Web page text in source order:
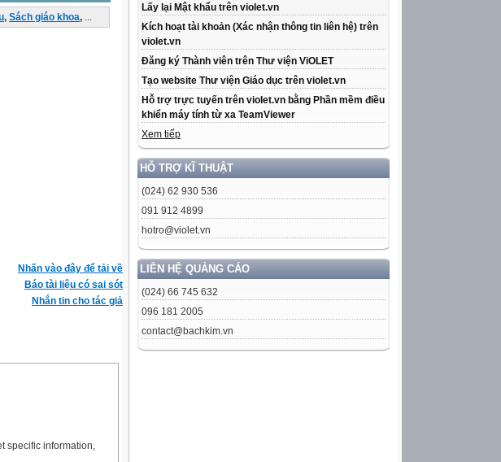
Lấy lại Mật khẩu trên violet.vn
Kích hoạt tài khoản (Xác nhận thông tin liên hệ) trên
violet.vn
Đăng ký Thành viên trên Thư viện ViOLET
Tạo website Thư viện Giáo dục trên violet.vn
Hỗ trợ trực tuyến trên violet.vn bằng Phần mềm điều
khiển máy tính từ xa TeamViewer
Xem tiếp
HỖ TRỢ KĨ THUẬT
(024) 62 930 536
091 912 4899
hotro@violet.vn
LIÊN HỆ QUẢNG CÁO
(024) 66 745 632
096 181 2005
contact@bachkim.vn
, Sách giáo khoa, ...
Nhấn vào đây để tải về
Báo tài liệu có sai sót
Nhắn tin cho tác giả
specific information,